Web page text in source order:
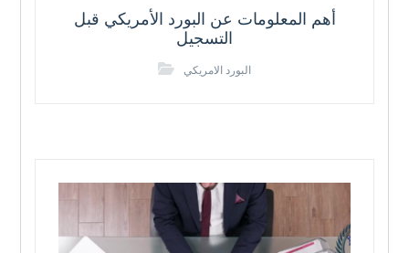
أهم المعلومات عن البورد الأمريكي قبل
التسجيل
البورد الامريكي